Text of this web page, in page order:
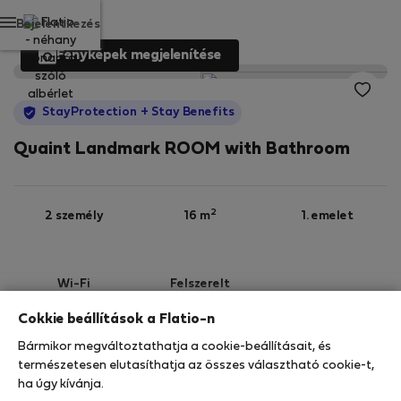
Bejelentkezés
Fényképek megjelenítése
StayProtection + Stay Benefits
Quaint Landmark ROOM with Bathroom
2 személy 16 m2 1. emelet
Wi-Fi Felszerelt
Az Ön tartózkodását ebben az ingatlanban a
StayProtection
Cokkie beállítások a Flatio-n
Bármikor megváltoztathatja a cookie-beállításait, és
természetesen elutasíthatja az összes választható cookie-t,
ha úgy kívánja.